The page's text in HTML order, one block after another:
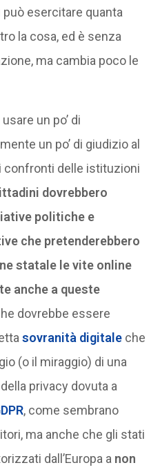
esercitare quanta
la cosa, ed è senza
ma cambia poco le
un po’ di
un po’ di giudizio al
confronti delle istituzioni
dovrebbero
politiche e
che pretenderebbero
statale le vite online
anche a queste
dovrebbe essere
sovranità digitaleche
(o il miraggio) di una
privacy dovuta a
, come sembrano
ma anche che gli stati
dall’Europa a non